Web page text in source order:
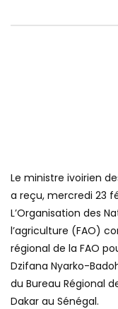
Le ministre ivoirien
a reçu, mercredi 23
L’Organisation des
l’agriculture (FAO)
régional de la FAO
Dzifana Nyarko-
du Bureau Régional
Dakar au Sénégal.